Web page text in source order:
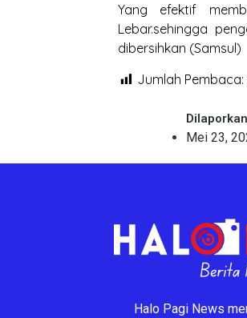
Yang efektif
Lebar.sehingga
dibersihkan (Samsul)
Jumlah Pembaca:
Mei 23,
Halo Pagi News